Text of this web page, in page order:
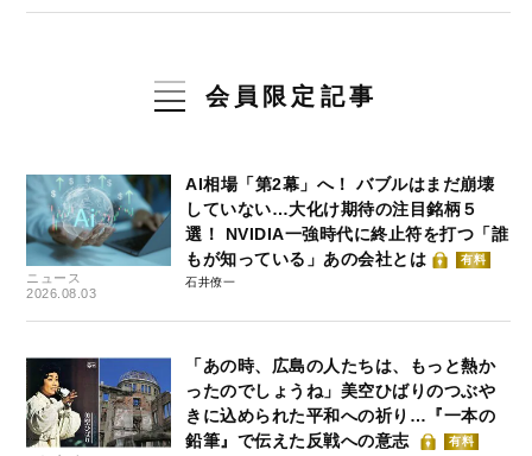
会員限定記事
ニュース
2026.08.03
AI相場「第2幕」へ！ バブルはまだ崩壊
していない…大化け期待の注目銘柄５
選！ NVIDIA一強時代に終止符を打つ「誰
もが知っている」あの会社とは
有料
石井僚一
「あの時、広島の人たちは、もっと熱か
ったのでしょうね」美空ひばりのつぶや
きに込められた平和への祈り…『一本の
鉛筆』で伝えた反戦への意志
有料